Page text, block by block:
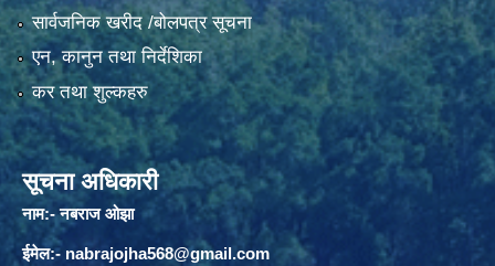
सार्वजनिक खरीद /बोलपत्र सूचना
एन, कानुन तथा निर्देशिका
कर तथा शुल्कहरु
सूचना अधिकारी
नाम:- नबराज ओझा
ईमेल:- nabrajojha568@gmail.com